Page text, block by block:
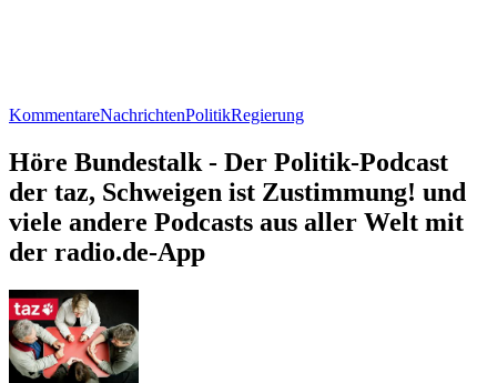
KommentareNachrichtenPolitikRegierung
Höre Bundestalk - Der Politik-Podcast
der taz, Schweigen ist Zustimmung! und
viele andere Podcasts aus aller Welt mit
der radio.de-App